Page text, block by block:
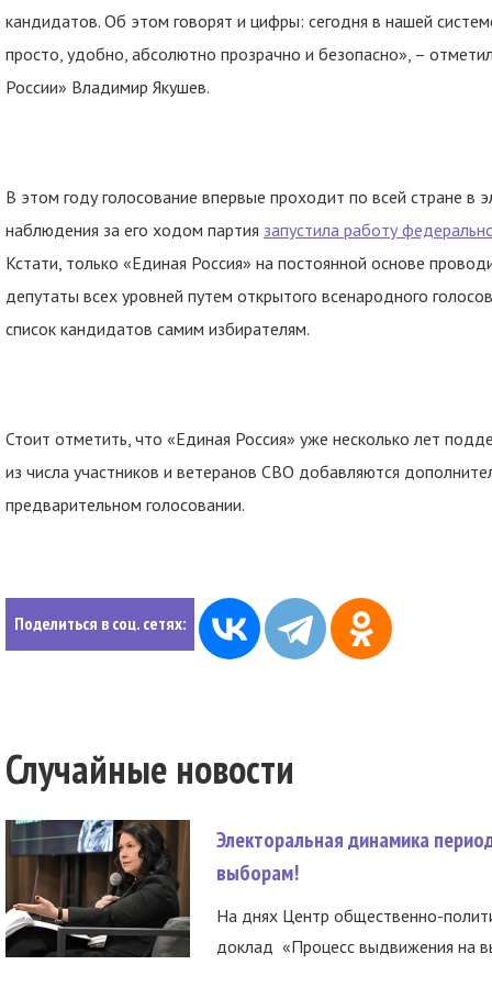
кандидатов. Об этом говорят и цифры: сегодня в нашей
просто, удобно, абсолютно прозрачно и безопасно», –
России» Владимир Якушев.
В этом году голосование впервые проходит по всей стране в
наблюдения за его ходом партия запустила работу
Кстати, только «Единая Россия» на постоянной основе
депутаты всех уровней путем открытого всенародного
список кандидатов самим избирателям.
Стоит отметить, что «Единая Россия» уже несколько лет
из числа участников и ветеранов СВО добавляются
предварительном голосовании.
Поделиться в соц. сетях:
Случайные новости
Электоральная динамика
выборам!
На днях Центр общественно-
доклад «Процесс выдвижения на